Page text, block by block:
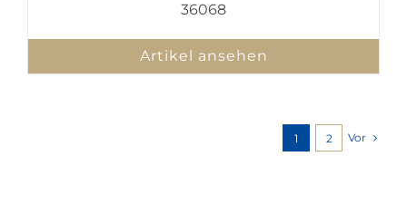
36068
Artikel ansehen
1 2 Vor